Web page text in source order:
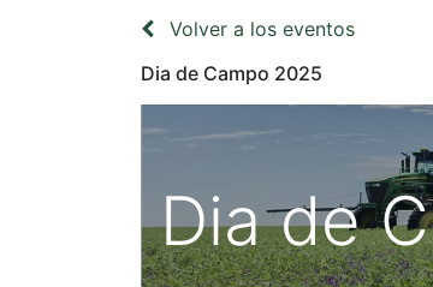
Volver a los eventos
Dia de Campo 2025
Dia de